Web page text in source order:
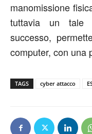
manomissione
tuttavia un tale
successo,
computer, con una
TAGS cyber attacco